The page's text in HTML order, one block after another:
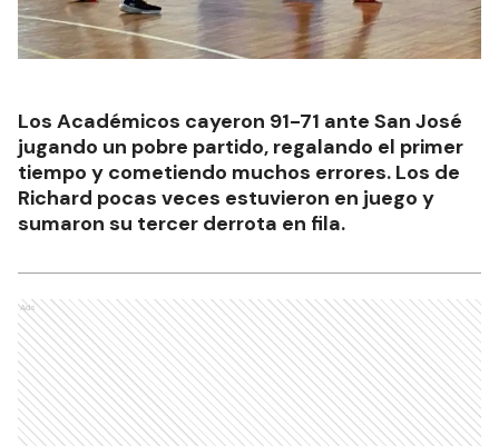
Los Académicos cayeron 91-71 ante San José
jugando un pobre partido, regalando el primer
tiempo y cometiendo muchos errores. Los de
Richard pocas veces estuvieron en juego y
sumaron su tercer derrota en fila.
Ads